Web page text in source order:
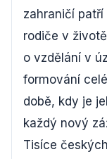
zahraničí
rodiče v
o vzdělání v
formování
době, kdy je
každý nový
Tisíce